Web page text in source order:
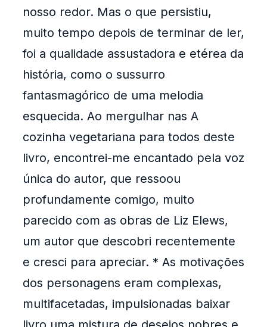
nosso redor. Mas o que persistiu,
muito tempo depois de terminar de ler,
foi a qualidade assustadora e etérea da
história, como o sussurro
fantasmagórico de uma melodia
esquecida. Ao mergulhar nas A
cozinha vegetariana para todos deste
livro, encontrei-me encantado pela voz
única do autor, que ressoou
profundamente comigo, muito
parecido com as obras de Liz Elews,
um autor que descobri recentemente
e cresci para apreciar. * As motivações
dos personagens eram complexas,
multifacetadas, impulsionadas baixar